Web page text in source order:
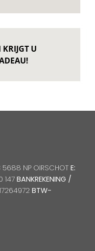
U
5688 NP OIRSCHOT E:
147 BANKREKENING /
BTW-